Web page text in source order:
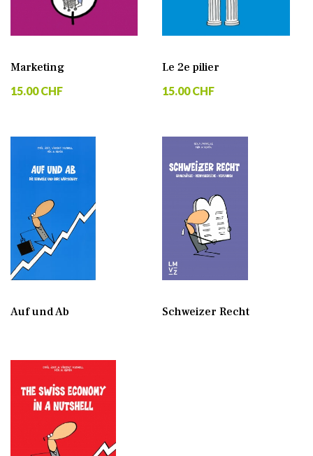
Marketing
15.00 CHF
Le 2e pilier
15.00 CHF
Auf und Ab Schweizer Recht